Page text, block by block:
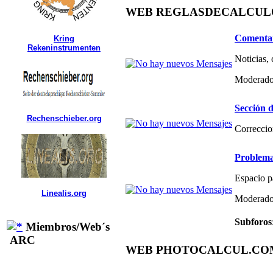
Kring
Rekeninstrumenten
Rechenschieber.org
Linealis.org
Miembros/Web´s
ARC
WEB
Noticias,
Sección
Espacio
Subforos
WEB